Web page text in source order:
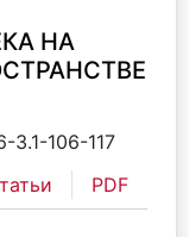
НА
3.1-106-117
PDF